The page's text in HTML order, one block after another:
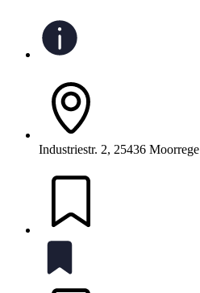
Industriestr. 2, 25436 Moorrege